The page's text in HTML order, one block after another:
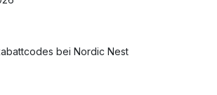
bei Nordic Nest